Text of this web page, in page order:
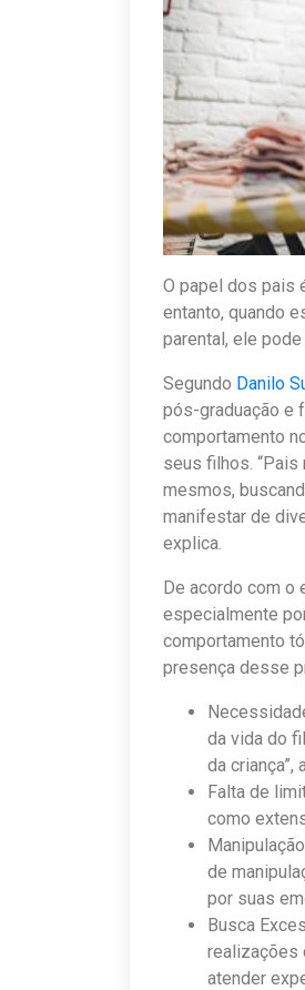
O papel dos pais
entanto, quando
parental, ele
Segundo Danilo
pós-graduação e
comportamento
seus filhos.
mesmos,
manifestar de
explica.
De acordo com o
especialmente
comportamento
presença desse
da vida do
da criança”,
Falta de
como
de
por suas
Busca
realizações
atender